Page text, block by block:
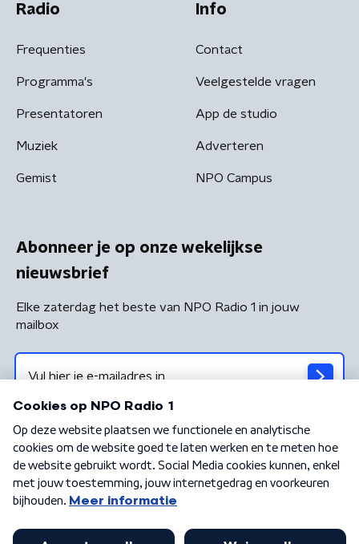
Radio
Frequenties
Programma's
Presentatoren
Muziek
Gemist
Info
Contact
Veelgestelde vragen
App de studio
Adverteren
NPO Campus
Abonneer je op onze wekelijkse
nieuwsbrief
Elke zaterdag het beste van NPO Radio 1 in jouw
mailbox
Algemene voorwaarden